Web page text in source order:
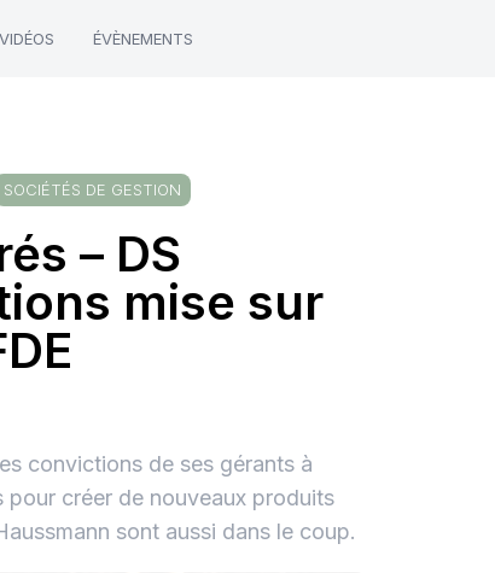
VIDÉOS ÉVÈNEMENTS
SOCIÉTÉS DE GESTION
– DS
mise sur
convictions de ses gérants à
créer de nouveaux produits
sont aussi dans le coup.